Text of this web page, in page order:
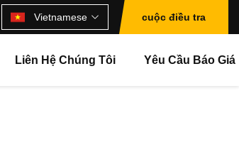
Vietnamese cuộc điều tra
Liên Hệ Chúng Tôi Yêu Cầu Báo Giá